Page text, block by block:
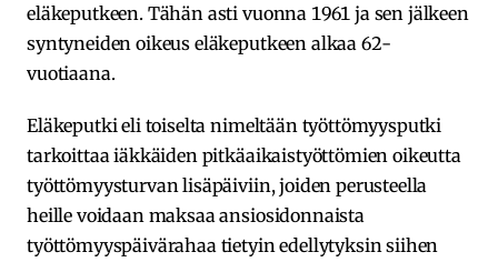
eläkeputkeen. Tähän asti vuonna 1961 ja sen jälkeen
syntyneiden oikeus eläkeputkeen alkaa 62-
vuotiaana.
Eläkeputki eli toiselta nimeltään työttömyysputki
tarkoittaa iäkkäiden pitkäaikaistyöttömien oikeutta
työttömyysturvan lisäpäiviin, joiden perusteella
heille voidaan maksaa ansiosidonnaista
työttömyyspäivärahaa tietyin edellytyksin siihen